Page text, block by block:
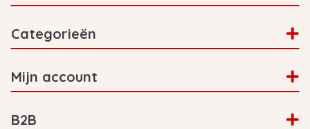
Categorieën
Mijn account
B2B